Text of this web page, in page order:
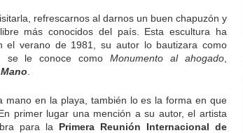
refrescarnos al darnos un buen chapuzón y
más conocidos del país. Esta escultura ha
el verano de 1981, su autor lo bautizara como
se le conoce comoMonumento al ahogado,
.
mano en la playa, también lo es la forma en que
primer lugar una mención a su autor, el artista
para la Primera Reunión Internacional de